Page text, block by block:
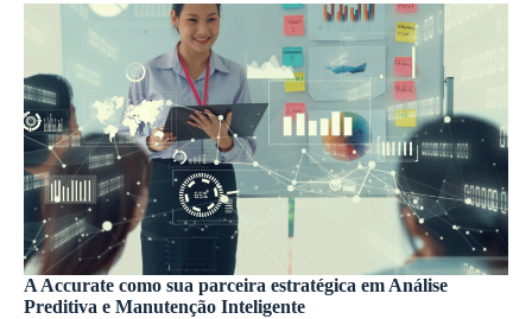
A Accurate como sua parceira estratégica em Análise
Preditiva e Manutenção Inteligente